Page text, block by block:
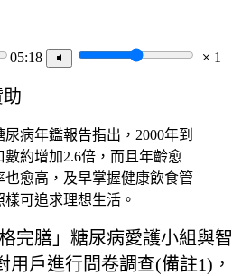
05:18 1
病年鑑報告指出，2000年到
數約增加2.6倍，而且年齡愈
也愈高，及早掌握健康飲食管
可追求理想生活。
完膳」糖尿病愛護小組與智
用戶進行問卷調查(備註1)，